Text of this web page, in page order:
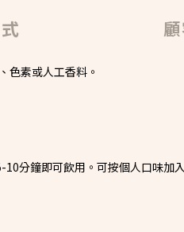
色素或人工香料。
分鐘即可飲用。可按個人口味加